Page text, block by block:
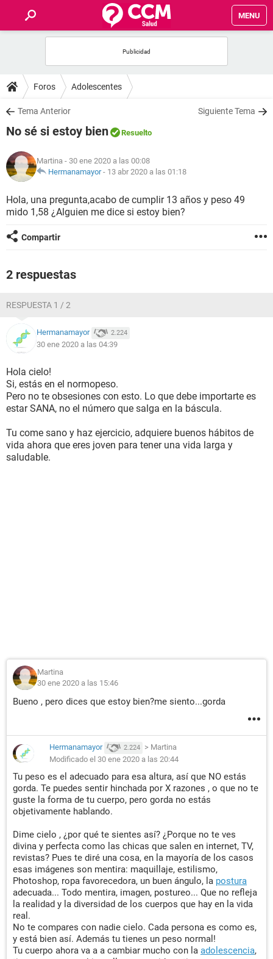
MENU
FOROS
SALUD
NUTRICIÓN
BIENESTAR
SEXUALIDAD
Foros Adolescentes
Tema Anterior Siguiente Tema
No sé si estoy bien Resuelto
Martina - 30 ene 2020 a las 00:08
Hermanamayor- 13 abr 2020 a las 01:18
Hola, una pregunta,acabo de cumplir 13 años y peso 49
mido 1,58 ¿Alguien me dice si estoy bien?
Compartir
2 respuestas
RESPUESTA 1 / 2
Hermanamayor 2.224
30 ene 2020 a las 04:39
Hola cielo!
Si, estás en el normopeso.
Pero no te obsesiones con esto. Lo que debe importarte es
estar SANA, no el número que salga en la báscula.
Tu come sano y haz ejercicio, adquiere buenos hábitos de
vida ahora que eres joven para tener una vida larga y
saludable.
Martina
30 ene 2020 a las 15:46
Bueno , pero dices que estoy bien?me siento...gorda
Hermanamayor 2.224 > Martina
Modificado el 30 ene 2020 a las 20:44
Tu peso es el adecuado para esa altura, así que NO estás
gorda. Te puedes sentir hinchada por X razones , o que no te
guste la forma de tu cuerpo, pero gorda no estás
objetivamente hablando.
Dime cielo , ¿por qué te sientes así? ¿Porque no te ves
divina y perfecta como las chicas que salen en internet, TV,
revistas? Pues te diré una cosa, en la mayoría de los casos
esas imágenes son mentira: maquillaje, estilismo,
Photoshop, ropa favorecedora, un buen ángulo, la postura
adecuada... Todo mentira, imagen, postureo... Que no refleja
la realidad y la diversidad de los cuerpos que hay en la vida
real.
No te compares con nadie cielo. Cada persona es como es,
y está bien así. Además tu tienes un peso normal!
Tu cuerpo ahora va a a cambiar mucho con la adolescencia,